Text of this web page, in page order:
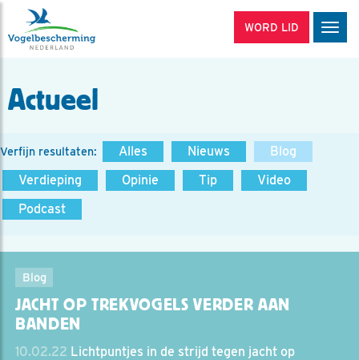
WORD LID
Actueel
Verfijn resultaten: Alles Nieuws
Blog
Verdieping
Opinie Tip
Video
Podcast
Blog
JACHT OP TREKVOGELS VERDER AAN
BANDEN
10.02.22 Lichtpuntjes in de strijd tegen jacht op